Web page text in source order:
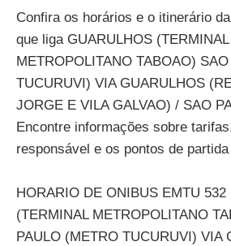
Confira os horários e o itinerário
que liga GUARULHOS (TERMINAL
METROPOLITANO TABOAO)
TUCURUVI) VIA GUARULHOS
JORGE E VILA GALVAO) / SAO
Encontre informações sobre
responsável e os pontos de
HORARIO DE ONIBUS EMTU
(TERMINAL METROPOLITANO
PAULO (METRO TUCURUVI) VIA